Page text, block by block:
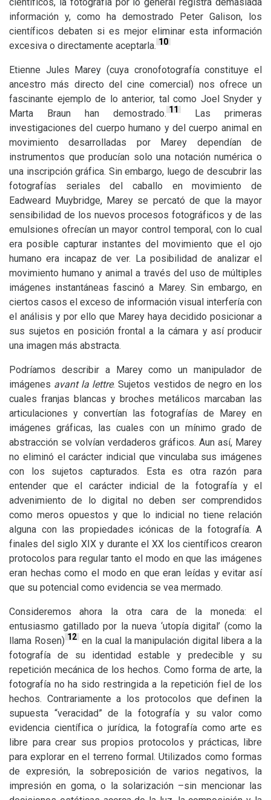
información y, como ha demostrado Peter Galison, los
científicos debaten si es mejor eliminar esta información
excesiva o directamente aceptarla. 10
Etienne Jules Marey (cuya cronofotografía constituye el
ancestro más directo del cine comercial) nos ofrece un
fascinante ejemplo de lo anterior, tal como Joel Snyder y
Marta Braun han demostrado. 11
Las primeras
investigaciones del cuerpo humano y del cuerpo animal en
movimiento desarrolladas por Marey dependían de
instrumentos que producían solo una notación numérica o
una inscripción gráfica. Sin embargo, luego de descubrir las
fotografías seriales del caballo en movimiento de
Eadweard Muybridge, Marey se percató de que la mayor
sensibilidad de los nuevos procesos fotográficos y de las
emulsiones ofrecían un mayor control temporal, con lo cual
era posible capturar instantes del movimiento que el ojo
humano era incapaz de ver. La posibilidad de analizar el
movimiento humano y animal a través del uso de múltiples
imágenes instantáneas fascinó a Marey. Sin embargo, en
ciertos casos el exceso de información visual interfería con
el análisis y por ello que Marey haya decidido posicionar a
sus sujetos en posición frontal a la cámara y así producir
una imagen más abstracta.
Podríamos describir a Marey como un manipulador de
imágenes avant la lettre. Sujetos vestidos de negro en los
cuales franjas blancas y broches metálicos marcaban las
articulaciones y convertían las fotografías de Marey en
imágenes gráficas, las cuales con un mínimo grado de
abstracción se volvían verdaderos gráficos. Aun así, Marey
no eliminó el carácter indicial que vinculaba sus imágenes
con los sujetos capturados. Esta es otra razón para
entender que el carácter indicial de la fotografía y el
advenimiento de lo digital no deben ser comprendidos
como meros opuestos y que lo indicial no tiene relación
alguna con las propiedades icónicas de la fotografía. A
finales del sigloXIX y durante el XXlos científicos crearon
protocolos para regular tanto el modo en que las imágenes
eran hechas como el modo en que eran leídas y evitar así
que su potencial como evidencia se vea mermado.
Consideremos ahora la otra cara de la moneda: el
entusiasmo gatillado por la nueva ‘utopía digital’ (como la
llama Rosen) 12 en la cual la manipulación digital libera a la
fotografía de su identidad estable y predecible y su
repetición mecánica de los hechos. Como forma de arte, la
fotografía no ha sido restringida a la repetición fiel de los
hechos. Contrariamente a los protocolos que definen la
supuesta “veracidad” de la fotografía y su valor como
evidencia científica o jurídica, la fotografía como arte es
libre para crear sus propios protocolos y prácticas, libre
para explorar en el terreno formal. Utilizados como formas
de expresión, la sobreposición de varios negativos, la
impresión en goma, o la solarización –sin mencionar las